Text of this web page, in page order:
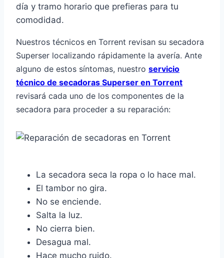
día y tramo horario que prefieras para tu
comodidad.
Nuestros técnicos en Torrent revisan su secadora
Superser localizando rápidamente la avería. Ante
alguno de estos síntomas, nuestro servicio
técnico de secadoras Superser en Torrent
revisará cada uno de los componentes de la
secadora para proceder a su reparación:
La secadora seca la ropa o lo hace mal.
El tambor no gira.
No se enciende.
Salta la luz.
No cierra bien.
Desagua mal.
Hace mucho ruido.